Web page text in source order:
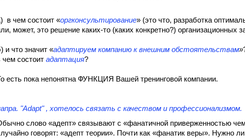
в чем состоит «оргконсультирование» (это что, разработка
может, это решение каких-то (каких конкретно?) организационных
и что значит «адаптируем компанию к внешним обстоятельствам»
чем состоит адаптация?
есть пока непонятна ФУНКЦИЯ Вашей тренинговой компании.
"Adapt" , хотелось связать с качеством и профессионализмом.
слово «адепт» связывают с «фанатичной приверженностью
говорят: «адепт теории». Почти как «фанатик веры». Нужно